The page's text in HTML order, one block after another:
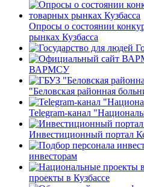
Опросы о состоянии
рынках Кузбасса
ВАРМСУ
"Беловская районная
Telegram-канал
Инвестиционный портал
инвесторам
проекты в Кузбассе